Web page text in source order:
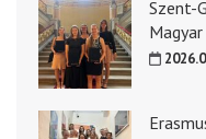
Szent-